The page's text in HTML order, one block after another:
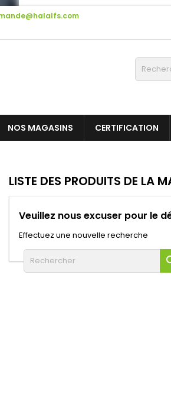
NOS MAGASINS CERTIFICATION
LISTE DES PRODUITS DE LA
Veuillez nous excuser pour le
Effectuez une nouvelle recherche